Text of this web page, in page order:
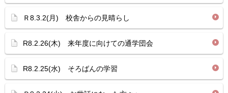
Ｒ8.3.2(月) 校舎からの見晴らし
R8.2.26(木) 来年度に向けての通学団会
R8.2.25(水) そろばんの学習